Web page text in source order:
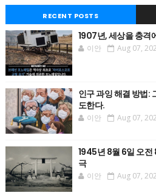
RECENT POSTS
1907년, 세상을 충격
이안 Aug 07,
인구 과잉 해결 방법:
도한다.
이안 Aug 07,
1945년 8월 6일 오전
극
이안 Aug 07,